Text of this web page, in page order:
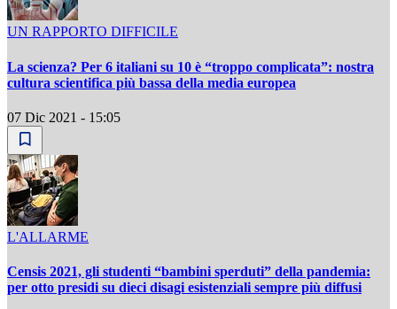
UN RAPPORTO DIFFICILE
La scienza? Per 6 italiani su 10 è “troppo complicata”: nostra
cultura scientifica più bassa della media europea
07 Dic 2021 - 15:05
L'ALLARME
Censis 2021, gli studenti “bambini sperduti” della pandemia:
per otto presidi su dieci disagi esistenziali sempre più diffusi